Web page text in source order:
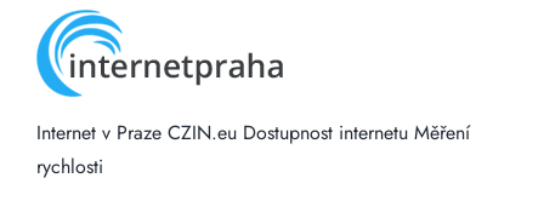
Internet v Praze CZIN.eu Dostupnost internetu Měření
rychlosti